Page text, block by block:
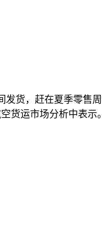
货，赶在夏季零售周
货运市场分析中表示。